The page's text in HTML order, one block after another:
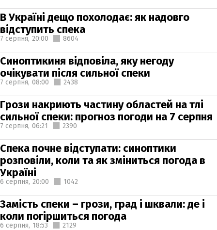
В Україні дещо похолодає: як надовго
відступить спека
7 серпня, 20:00 8604
Синоптикиня відповіла, яку негоду
очікувати після сильної спеки
7 серпня, 08:00 2438
Грози накриють частину областей на тлі
сильної спеки: прогноз погоди на 7 серпня
7 серпня, 06:21 2390
Спека почне відступати: синоптики
розповіли, коли та як зміниться погода в
Україні
6 серпня, 20:00 1042
Замість спеки – грози, град і шквали: де і
коли погіршиться погода
6 серпня, 18:53 2129